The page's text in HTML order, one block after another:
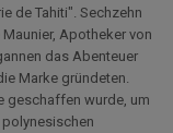
de Tahiti". Sechzehn
Apotheker von
das Abenteuer
Marke gründeten.
geschaffen wurde, um